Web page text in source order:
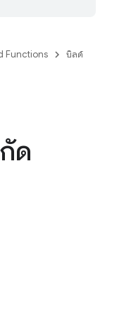
Functions บิลด์
ด